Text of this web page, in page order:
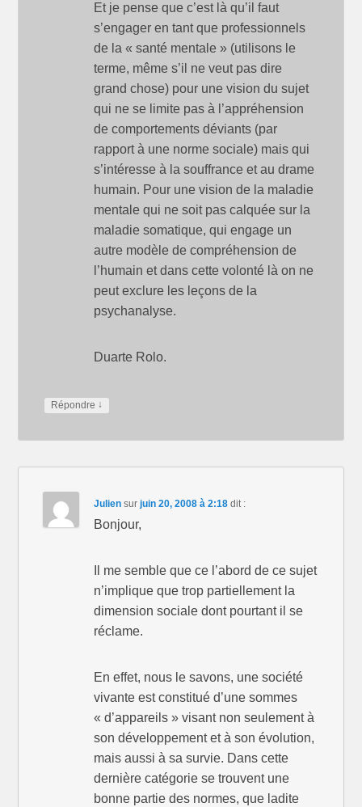
Et je pense que c’est là qu’il faut
s’engager en tant que professionnels
de la « santé mentale » (utilisons le
terme, même s’il ne veut pas dire
grand chose) pour une vision du sujet
qui ne se limite pas à l’appréhension
de comportements déviants (par
rapport à une norme sociale) mais qui
s’intéresse à la souffrance et au drame
humain. Pour une vision de la maladie
mentale qui ne soit pas calquée sur la
maladie somatique, qui engage un
autre modèle de compréhension de
l’humain et dans cette volonté là on ne
peut exclure les leçons de la
psychanalyse.
Duarte Rolo.
Répondre ↓
Julien surjuin 20, 2008 à 2:18dit :
Bonjour,
Il me semble que ce l’abord de ce sujet
n’implique que trop partiellement la
dimension sociale dont pourtant il se
réclame.
En effet, nous le savons, une société
vivante est constitué d’une sommes
« d’appareils » visant non seulement à
son développement et à son évolution,
mais aussi à sa survie. Dans cette
dernière catégorie se trouvent une
bonne partie des normes, que ladite